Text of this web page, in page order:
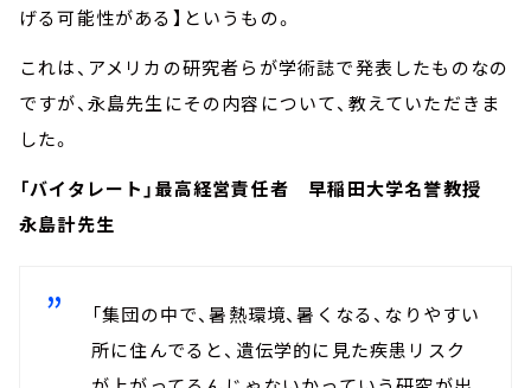
げる可能性がある】というもの。
これは、アメリカの研究者らが学術誌で発表したものなの
ですが、永島先生にその内容について、教えていただきま
した。
「バイタレート」最高経営責任者 早稲田大学名誉教授
永島計先生
「集団の中で、暑熱環境、暑くなる、なりやすい
所に住んでると、遺伝学的に見た疾患リスク